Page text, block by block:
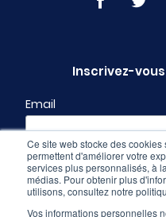
Ce site web stocke des
permettent d'améliorer votre
services plus personnalisés, à
médias. Pour obtenir plus
utilisons, consultez notre
Vos informations personnelles
Inscrivez-vous
Email
Profil